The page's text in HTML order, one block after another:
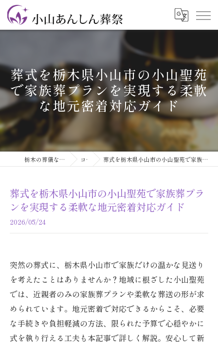
葬式を栃木県小山市の小山聖苑
で家族葬プランを実現する柔軟
な地元密着対応ガイド
栃木の葬儀なら小山あんしん葬祭 コラム 葬式を栃木県小山市の小山聖苑で家族葬プランを実現する柔軟な地元密着対応ガイド
葬式を栃木県小山市の小山聖苑で家族葬プラ
ンを実現する柔軟な地元密着対応ガイド
2026/05/24
突然の葬式に、栃木県小山市で家族だけの温かな見送り
を考えたことはありませんか？地域に根ざした小山聖苑
では、近親者のみの家族葬プランや柔軟な葬送の形が求
められています。地元密着で対応できるからこそ、必要
な手続きや負担軽減の方法、限られた予算で心穏やかに
式を執り行える工夫も本記事で詳しく解説。安心して新